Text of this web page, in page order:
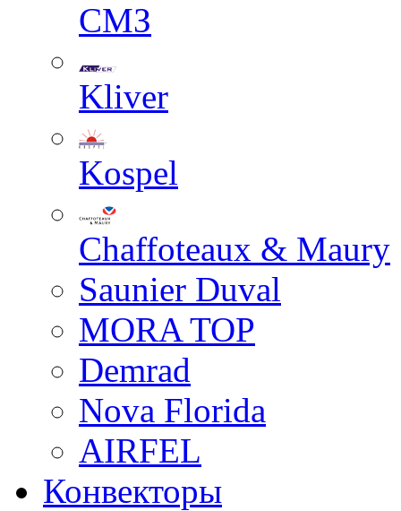
СМЗ
Kliver
Kospel
Chaffoteaux & Maury
Saunier Duval
MORA TOP
Demrad
Nova Florida
AIRFEL
Конвекторы